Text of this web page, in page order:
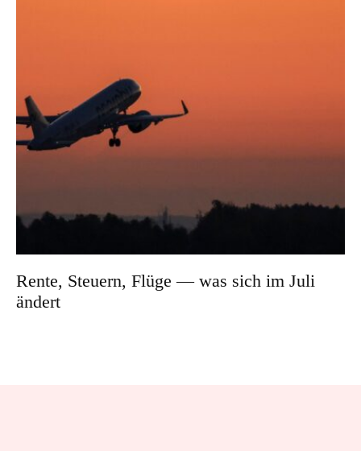
Rente, Steuern, Flüge — was sich im Juli
ändert